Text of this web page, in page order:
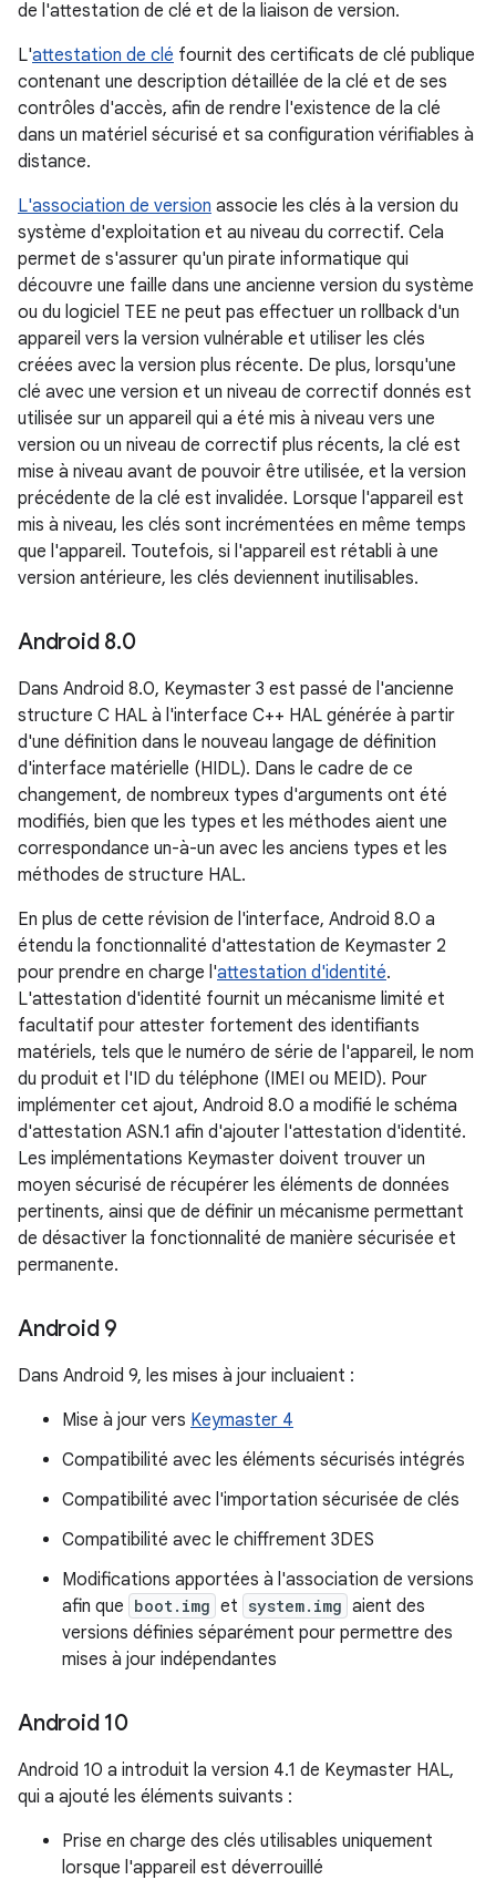
de l'attestation de clé et de la liaison de version.
L'attestation de clé fournit des certificats de clé publique
contenant une description détaillée de la clé et de ses
contrôles d'accès, afin de rendre l'existence de la clé
dans un matériel sécurisé et sa configuration vérifiables à
distance.
L'association de version associe les clés à la version du
système d'exploitation et au niveau du correctif. Cela
permet de s'assurer qu'un pirate informatique qui
découvre une faille dans une ancienne version du système
ou du logiciel TEE ne peut pas effectuer un rollback d'un
appareil vers la version vulnérable et utiliser les clés
créées avec la version plus récente. De plus, lorsqu'une
clé avec une version et un niveau de correctif donnés est
utilisée sur un appareil qui a été mis à niveau vers une
version ou un niveau de correctif plus récents, la clé est
mise à niveau avant de pouvoir être utilisée, et la version
précédente de la clé est invalidée. Lorsque l'appareil est
mis à niveau, les clés sont incrémentées en même temps
que l'appareil. Toutefois, si l'appareil est rétabli à une
version antérieure, les clés deviennent inutilisables.
Android 8.0
Dans Android 8.0, Keymaster 3 est passé de l'ancienne
structure C HAL à l'interface C++ HAL générée à partir
d'une définition dans le nouveau langage de définition
d'interface matérielle (HIDL). Dans le cadre de ce
changement, de nombreux types d'arguments ont été
modifiés, bien que les types et les méthodes aient une
correspondance un-à-un avec les anciens types et les
méthodes de structure HAL.
En plus de cette révision de l'interface, Android 8.0 a
étendu la fonctionnalité d'attestation de Keymaster 2
pour prendre en charge l'attestation d'identité.
L'attestation d'identité fournit un mécanisme limité et
facultatif pour attester fortement des identifiants
matériels, tels que le numéro de série de l'appareil, le nom
du produit et l'ID du téléphone (IMEI ou MEID). Pour
implémenter cet ajout, Android 8.0 a modifié le schéma
d'attestation ASN.1 afin d'ajouter l'attestation d'identité.
Les implémentations Keymaster doivent trouver un
moyen sécurisé de récupérer les éléments de données
pertinents, ainsi que de définir un mécanisme permettant
de désactiver la fonctionnalité de manière sécurisée et
permanente.
Android 9
Dans Android 9, les mises à jour incluaient :
Mise à jour vers Keymaster 4
Compatibilité avec les éléments sécurisés intégrés
Compatibilité avec l'importation sécurisée de clés
Compatibilité avec le chiffrement 3DES
Modifications apportées à l'association de versions
afin que boot.img et system.img aient des
versions définies séparément pour permettre des
mises à jour indépendantes
Android 10
Android 10 a introduit la version 4.1 de Keymaster HAL,
qui a ajouté les éléments suivants :
Prise en charge des clés utilisables uniquement
lorsque l'appareil est déverrouillé